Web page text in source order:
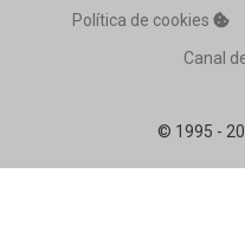
© 1995 -
Política de cookies
Canal